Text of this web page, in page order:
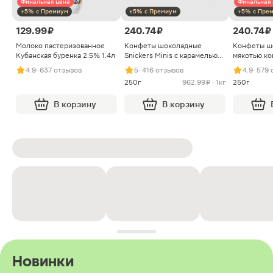
+5% с Премиум
129.99 ₽
Молоко пастеризованное
Кубанская буренка 2.5% 1.4л
4.9· 637 отзывов
В корзину
+5% с Премиум
240.74 ₽
Конфеты шоколадные
Snickers Minis с карамелью
арахисом и нугой
5· 416 отзывов
250г
962.99 ₽ · 1кг
В корзину
+5% с
240.74 ₽
Конфеты
мякотью
4.9· 579
250г
Новинки